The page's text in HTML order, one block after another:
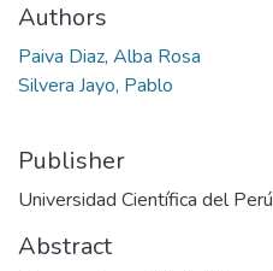
Authors
Paiva Diaz, Alba Rosa
Silvera Jayo, Pablo
Publisher
Universidad Científica del Perú
Abstract